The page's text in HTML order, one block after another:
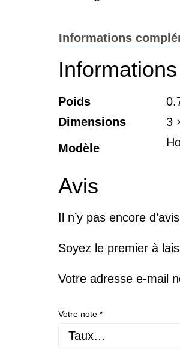
Informations
Poids
Dimensions
3
Modèle
Avis
Il n’y pas encore
Soyez le premier à
Votre adresse e-mail
Votre note *